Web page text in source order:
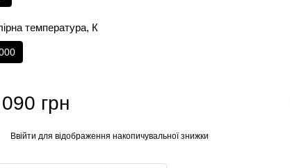
температура, К
грн
Ввійти для відображення накопичувальної знижки